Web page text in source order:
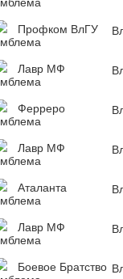
Профком ВлГУ
Лавр МФ
Ферреро
Лавр МФ
Аталанта
Лавр МФ
Боевое Братство